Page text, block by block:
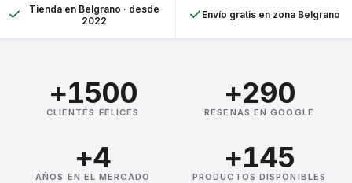
Tienda en Belgrano · desde
2022
Envío gratis en zona Belgrano
+1500
CLIENTES FELICES
+290
RESEÑAS EN GOOGLE
+4
AÑOS EN EL MERCADO
+145
PRODUCTOS DISPONIBLES